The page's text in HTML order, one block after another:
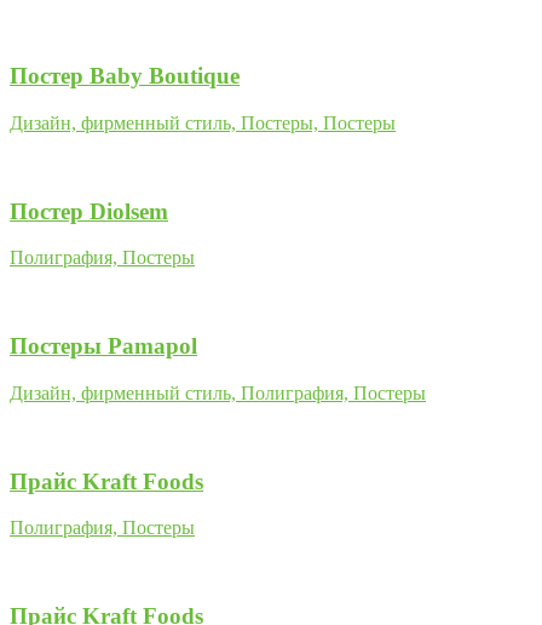
Постер Baby Boutique
Дизайн, фирменный стиль, Постеры, Постеры
Постер Diolsem
Полиграфия, Постеры
Постеры Pamapol
Дизайн, фирменный стиль, Полиграфия, Постеры
Прайс Kraft Foods
Полиграфия, Постеры
Прайс Kraft Foods